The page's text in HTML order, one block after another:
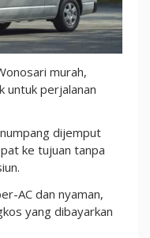
murah,
untuk perjalanan
dijemput
ke tujuan tanpa
AC dan nyaman,
yang dibayarkan